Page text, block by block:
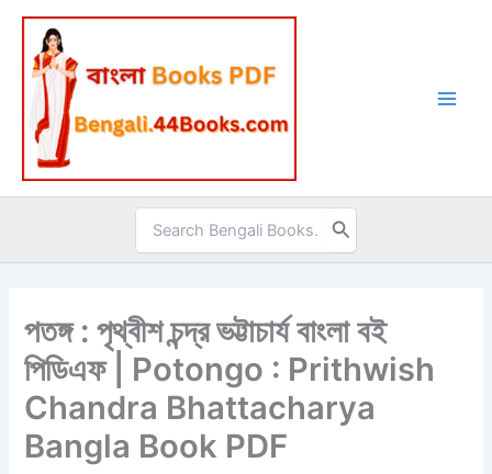
Skip
content
Search
for:
পতঙ্গ : পৃথ্বীশ চন্দ্র ভট্টাচার্য বাংলা বই
পিডিএফ | Potongo : Prithwish
Chandra Bhattacharya
Bangla Book PDF